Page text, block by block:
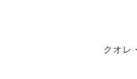
クオレ